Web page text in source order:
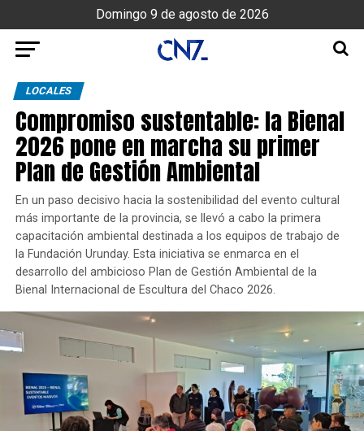
Domingo 9 de agosto de 2026
LOCALES
Compromiso sustentable: la Bienal
2026 pone en marcha su primer
Plan de Gestión Ambiental
En un paso decisivo hacia la sostenibilidad del evento cultural
más importante de la provincia, se llevó a cabo la primera
capacitación ambiental destinada a los equipos de trabajo de
la Fundación Urunday. Esta iniciativa se enmarca en el
desarrollo del ambicioso Plan de Gestión Ambiental de la
Bienal Internacional de Escultura del Chaco 2026.